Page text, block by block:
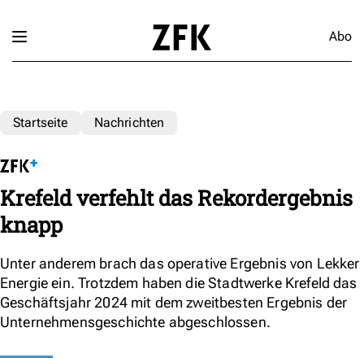
Abo
Startseite Nachrichten
Krefeld verfehlt das Rekordergebnis
knapp
Unter anderem brach das operative Ergebnis von Lekker
Energie ein. Trotzdem haben die Stadtwerke Krefeld das
Geschäftsjahr 2024 mit dem zweitbesten Ergebnis der
Unternehmensgeschichte abgeschlossen.